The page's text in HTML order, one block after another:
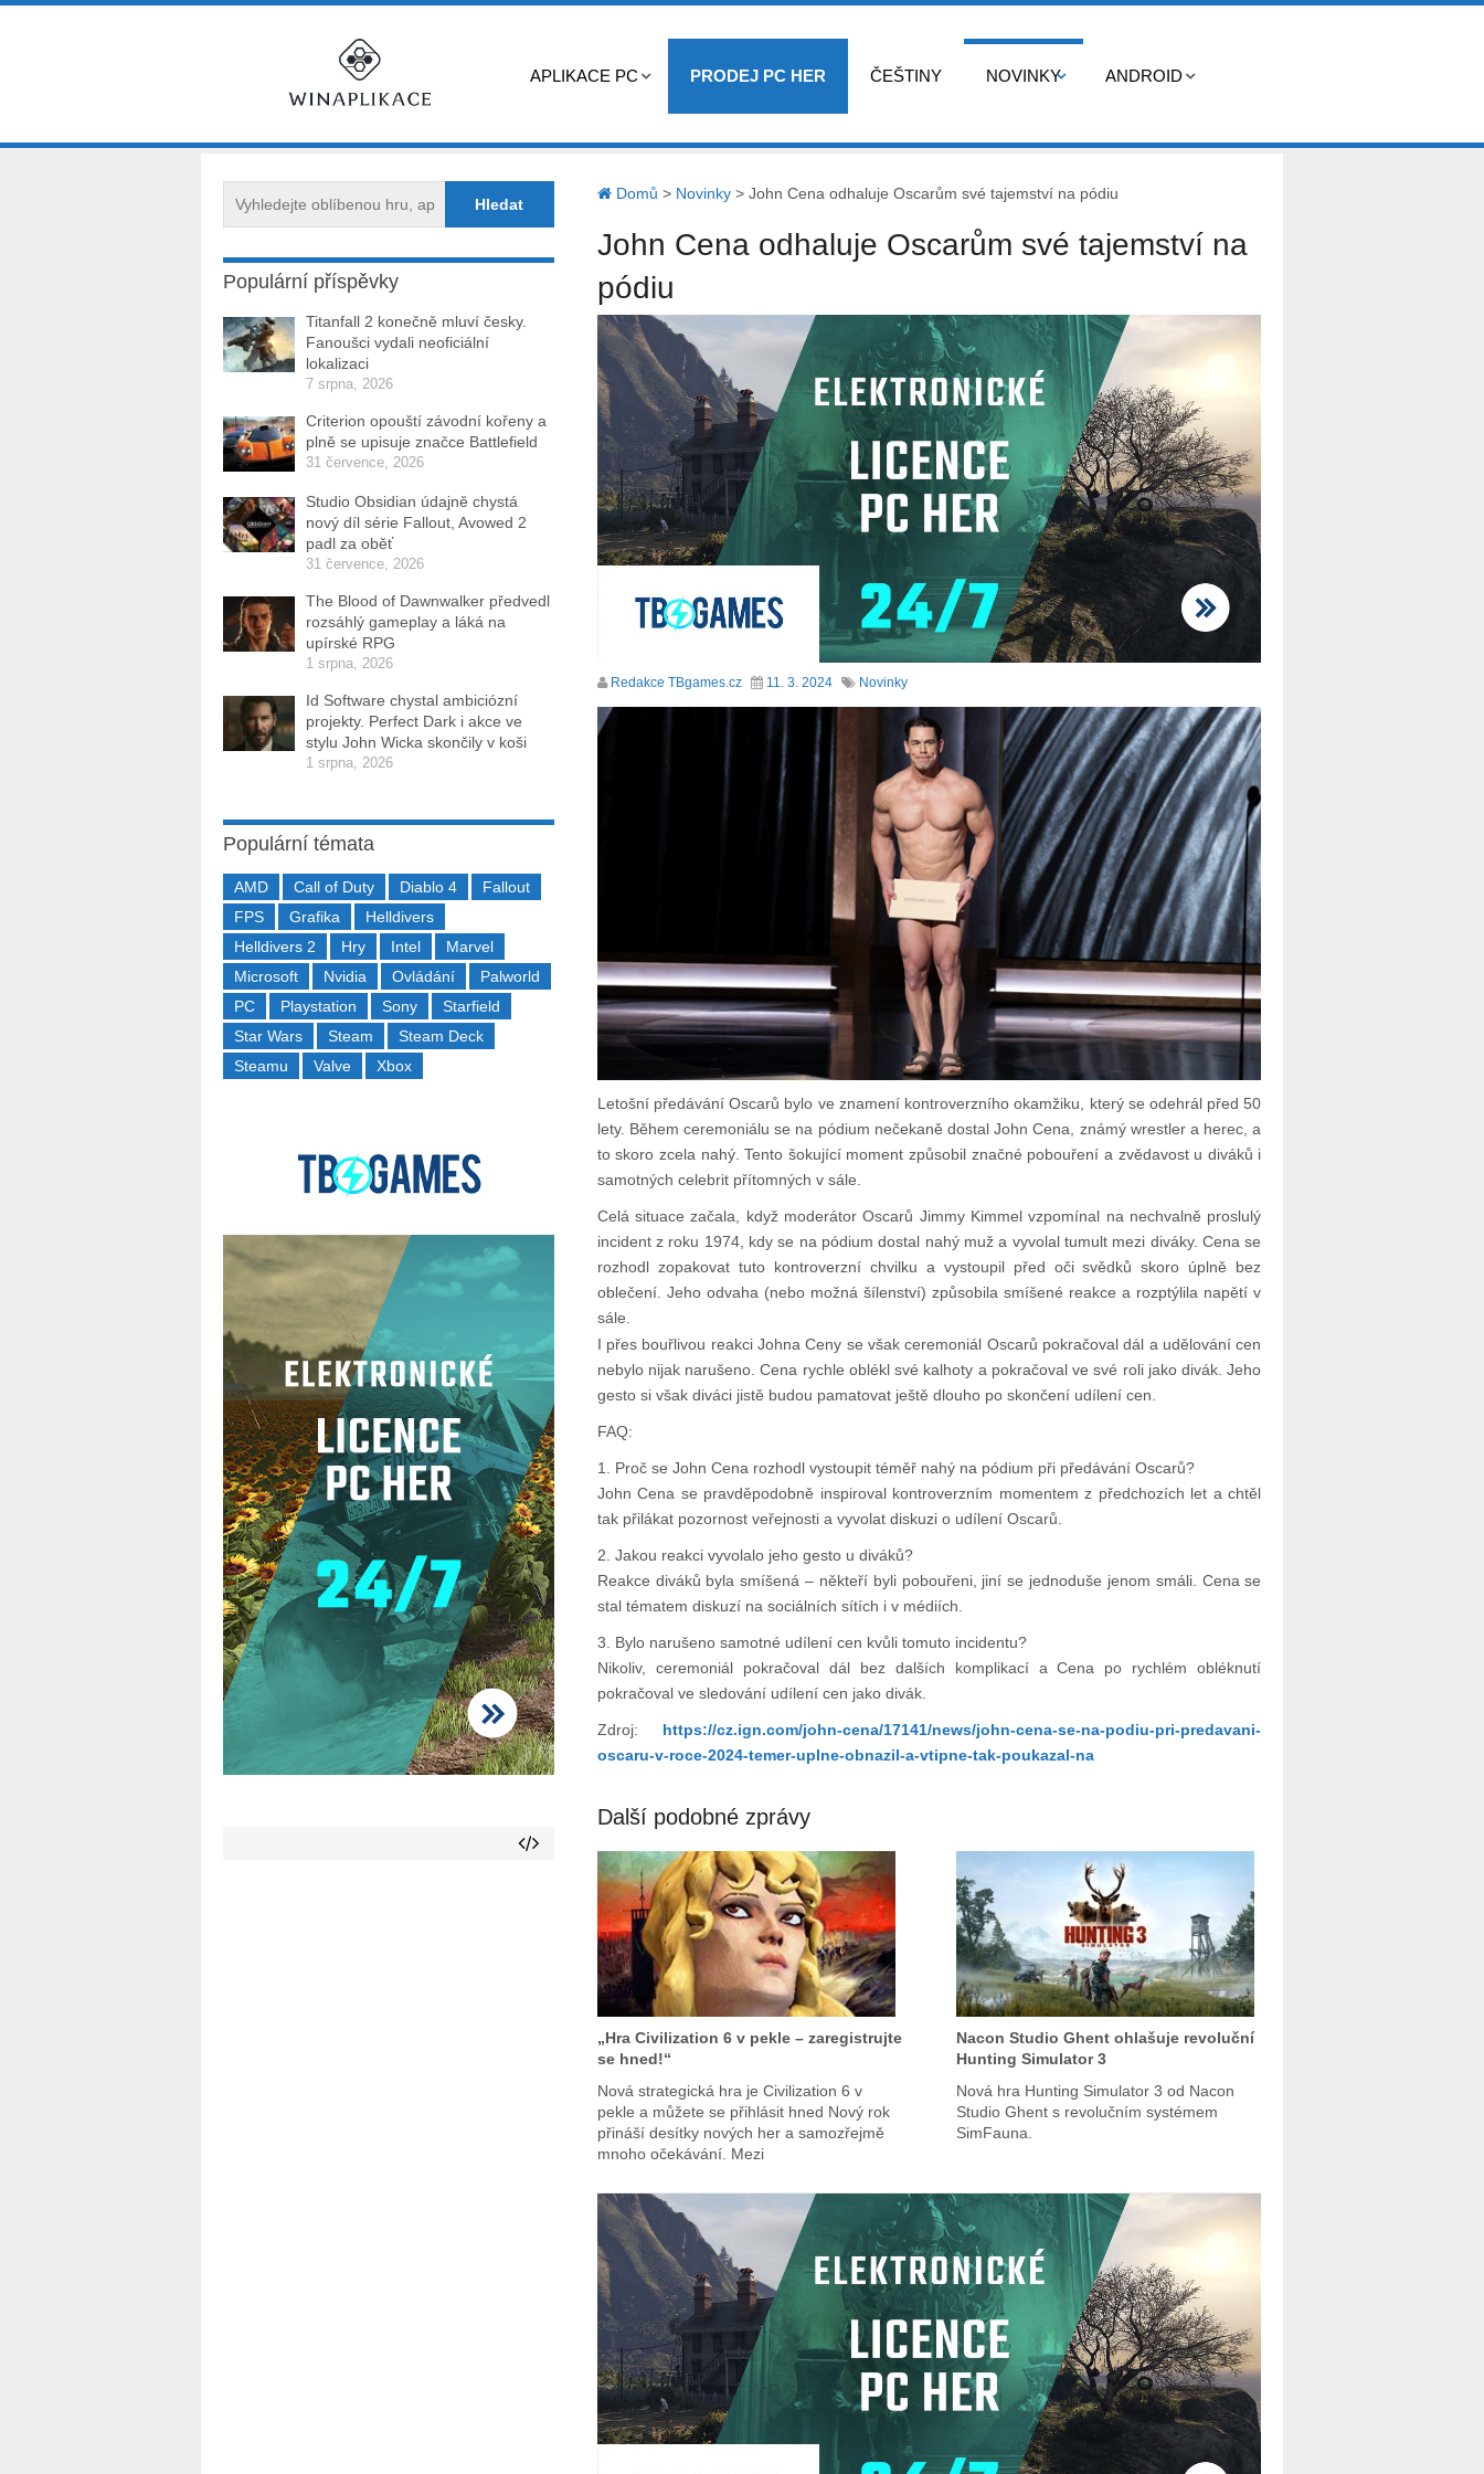
APLIKACE PC PRODEJ PC HER ČEŠTINY NOVINKY ANDROID
Domů > Novinky> John Cena odhaluje Oscarům své tajemství na pódiu
John Cena odhaluje Oscarům své tajemství na
pódiu
Redakce TBgames.cz 11. 3. 2024 Novinky
Letošní předávání Oscarů bylo ve znamení kontroverzního okamžiku, který se odehrál před 50
lety. Během ceremoniálu se na pódium nečekaně dostal John Cena, známý wrestler a herec, a
to skoro zcela nahý. Tento šokující moment způsobil značné pobouření a zvědavost u diváků i
samotných celebrit přítomných v sále.
Celá situace začala, když moderátor Oscarů Jimmy Kimmel vzpomínal na nechvalně proslulý
incident z roku 1974, kdy se na pódium dostal nahý muž a vyvolal tumult mezi diváky. Cena se
rozhodl zopakovat tuto kontroverzní chvilku a vystoupil před oči svědků skoro úplně bez
oblečení. Jeho odvaha (nebo možná šílenství) způsobila smíšené reakce a rozptýlila napětí v
sále.
I přes bouřlivou reakci Johna Ceny se však ceremoniál Oscarů pokračoval dál a udělování cen
nebylo nijak narušeno. Cena rychle oblékl své kalhoty a pokračoval ve své roli jako divák. Jeho
gesto si však diváci jistě budou pamatovat ještě dlouho po skončení udílení cen.
FAQ:
1. Proč se John Cena rozhodl vystoupit téměř nahý na pódium při předávání Oscarů?
John Cena se pravděpodobně inspiroval kontroverzním momentem z předchozích let a chtěl
tak přilákat pozornost veřejnosti a vyvolat diskuzi o udílení Oscarů.
2. Jakou reakci vyvolalo jeho gesto u diváků?
Reakce diváků byla smíšená – někteří byli pobouřeni, jiní se jednoduše jenom smáli. Cena se
stal tématem diskuzí na sociálních sítích i v médiích.
3. Bylo narušeno samotné udílení cen kvůli tomuto incidentu?
Nikoliv, ceremoniál pokračoval dál bez dalších komplikací a Cena po rychlém obléknutí
pokračoval ve sledování udílení cen jako divák.
Zdroj: https://cz.ign.com/john-cena/17141/news/john-cena-se-na-podiu-pri-predavani-
oscaru-v-roce-2024-temer-uplne-obnazil-a-vtipne-tak-poukazal-na
Další podobné zprávy
„Hra Civilization 6 v pekle – zaregistrujte
se hned!“
Nová strategická hra je Civilization 6 v
pekle a můžete se přihlásit hned Nový rok
přináší desítky nových her a samozřejmě
mnoho očekávání. Mezi
Nacon Studio Ghent ohlašuje revoluční
Hunting Simulator 3
Nová hra Hunting Simulator 3 od Nacon
Studio Ghent s revolučním systémem
SimFauna.
Populární příspěvky
Titanfall 2 konečně mluví česky.
Fanoušci vydali neoficiální
lokalizaci
7 srpna, 2026
Criterion opouští závodní kořeny a
plně se upisuje značce Battlefield
31 července, 2026
Studio Obsidian údajně chystá
nový díl série Fallout, Avowed 2
padl za oběť
31 července, 2026
The Blood of Dawnwalker předvedl
rozsáhlý gameplay a láká na
upírské RPG
1 srpna, 2026
Id Software chystal ambiciózní
projekty. Perfect Dark i akce ve
stylu John Wicka skončily v koši
1 srpna, 2026
Populární témata
AMD Call of Duty Diablo 4
Fallout
FPS
Grafika
Helldivers
Helldivers 2
Hry Intel
Marvel
Microsoft
Nvidia Ovládání
Palworld
PC
Playstation Sony
Starfield
Star Wars
Steam
Steam Deck
Steamu
Valve Xbox